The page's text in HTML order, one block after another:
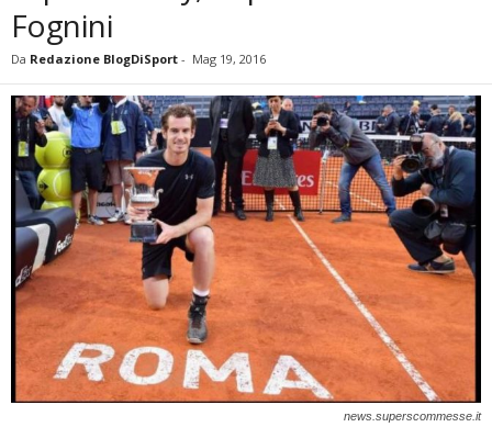
Fognini
Da Redazione BlogDiSport - Mag 19, 2016
news.superscommesse.it